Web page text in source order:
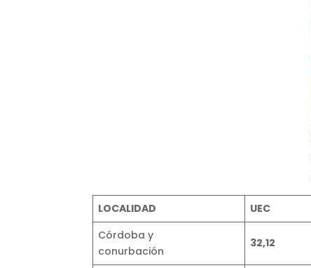
LOCALIDAD UEC
Córdoba y
conurbación
32,12